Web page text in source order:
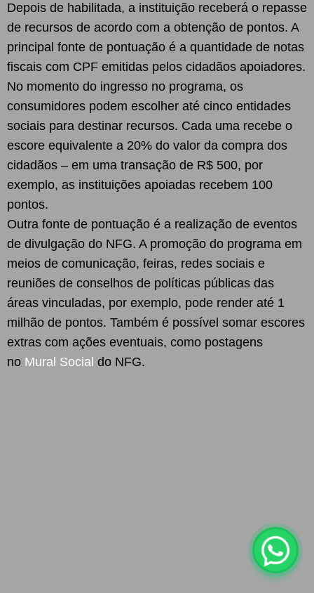
Depois de habilitada, a instituição receberá o repasse
de recursos de acordo com a obtenção de pontos. A
principal fonte de pontuação é a quantidade de notas
fiscais com CPF emitidas pelos cidadãos apoiadores.
No momento do ingresso no programa, os
consumidores podem escolher até cinco entidades
sociais para destinar recursos. Cada uma recebe o
escore equivalente a 20% do valor da compra dos
cidadãos – em uma transação de R$ 500, por
exemplo, as instituições apoiadas recebem 100
pontos.
Outra fonte de pontuação é a realização de eventos
de divulgação do NFG. A promoção do programa em
meios de comunicação, feiras, redes sociais e
reuniões de conselhos de políticas públicas das
áreas vinculadas, por exemplo, pode render até 1
milhão de pontos. Também é possível somar escores
extras com ações eventuais, como postagens
no Mural Social do NFG.